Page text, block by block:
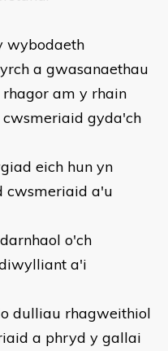
wybodaeth
a gwasanaethau
am y rhain
gyda'ch
eich hun yn
cwsmeriaid a'u
o'ch
a'i
dulliau rhagweithiol
a phryd y gallai